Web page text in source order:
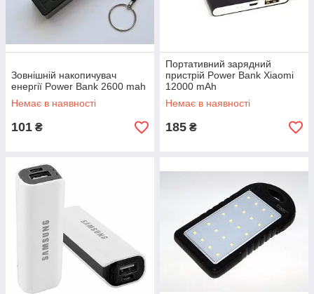
Зовнішній накопичувач
енергії Power Bank 2600 mah
Немає в наявності
101 ₴
Портативний зарядний
пристрій Power Bank Xiaomi
12000 mAh
Немає в наявності
185 ₴